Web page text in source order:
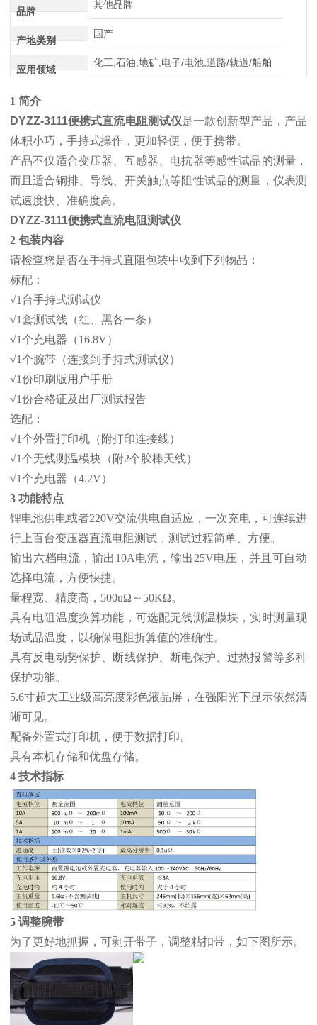
品牌
其他品牌
产地类别
国产
应用领域
化工,石油,地矿,电子/电池,道路/轨道/船舶
1 简介
DYZZ-3111便携式直流电阻测试仪是一款创新型产品，产品
体积小巧，手持式操作，更加轻便，便于携带。
产品不仅适合变压器、互感器、电抗器等感性试品的测量，
而且适合铜排、导线、开关触点等阻性试品的测量，仪表测
试速度快、准确度高。
DYZZ-3111便携式直流电阻测试仪
2 包装内容
请检查您是否在手持式直阻包装中收到下列物品：
标配：
√1台手持式测试仪
√1套测试线（红、黑各一条）
√1个充电器（16.8V）
√1个腕带（连接到手持式测试仪）
√1份印刷版用户手册
√1份合格证及出厂测试报告
选配：
√1个外置打印机（附打印连接线）
√1个无线测温模块（附2个胶棒天线）
√1个充电器（4.2V）
3 功能特点
锂电池供电或者220V交流供电自适应，一次充电，可连续进
行上百台变压器直流电阻测试，测试过程简单、方便。
输出六档电流，输出10A电流，输出25V电压，并且可自动
选择电流，方便快捷。
量程宽、精度高，500uΩ～50KΩ。
具有电阻温度换算功能，可选配无线测温模块，实时测量现
场试品温度，以确保电阻折算值的准确性。
具有反电动势保护、断线保护、断电保护、过热报警等多种
保护功能。
5.6寸超大工业级高亮度彩色液晶屏，在强阳光下显示依然清
晰可见。
配备外置式打印机，便于数据打印。
具有本机存储和优盘存储。
4 技术指标
5 调整腕带
为了更好地抓握，可剥开带子，调整粘扣带，如下图所示。